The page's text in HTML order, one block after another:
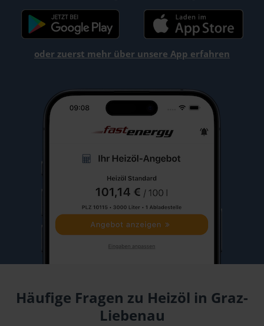
oder zuerst mehr über unsere App erfahren
Häufige Fragen zu Heizöl in Graz-
Liebenau